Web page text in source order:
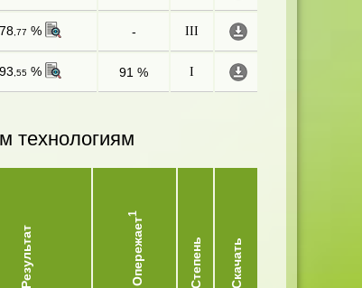
78 ,77 % - III
93 ,55 % 91 % I
технологиям
Результат Опережает
1
Степень Скачать